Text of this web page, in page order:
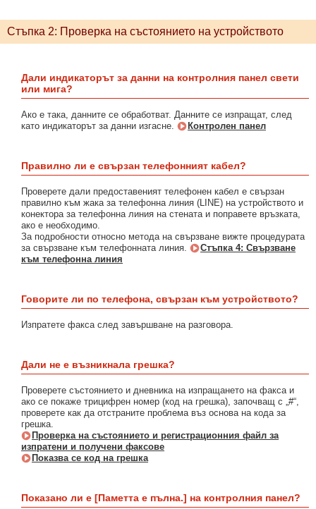
Стъпка 2: Проверка на състоянието на устройството
Дали индикаторът за данни на контролния панел свети
или мига?
Ако е така, данните се обработват. Данните се изпращат, след
като индикаторът за данни изгасне.
Контролен панел
Правилно ли е свързан телефонният кабел?
Проверете дали предоставеният телефонен кабел е свързан
правилно към жака за телефонна линия (LINE) на устройството и
конектора за телефонна линия на стената и поправете връзката,
ако е необходимо.
За подробности относно метода на свързване вижте процедурата
за свързване към телефонната линия.
Стъпка 4: Свързване
към телефонна линия
Говорите ли по телефона, свързан към устройството?
Изпратете факса след завършване на разговора.
Дали не е възникнала грешка?
Проверете състоянието и дневника на изпращането на факса и
ако се покаже трицифрен номер (код на грешка), започващ с „#“,
проверете как да отстраните проблема въз основа на кода за
грешка.
Проверка на състоянието и регистрационния файл за
изпратени и получени факсове
Показва се код на грешка
Показано ли е [Паметта е пълна.] на контролния панел?